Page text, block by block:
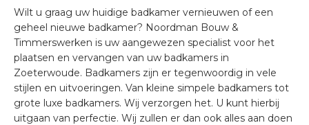
Wilt u graag uw huidige badkamer vernieuwen of een
geheel nieuwe badkamer? Noordman Bouw &
Timmerswerken is uw aangewezen specialist voor het
plaatsen en vervangen van uw badkamers in
Zoeterwoude. Badkamers zijn er tegenwoordig in vele
stijlen en uitvoeringen. Van kleine simpele badkamers tot
grote luxe badkamers. Wij verzorgen het. U kunt hierbij
uitgaan van perfectie. Wij zullen er dan ook alles aan doen